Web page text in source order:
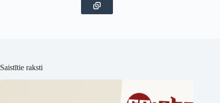
Saistītie raksti